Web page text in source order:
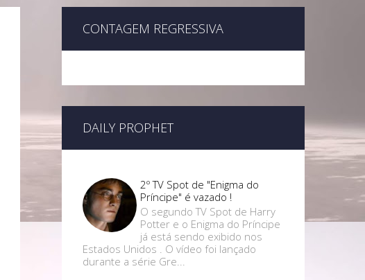
CONTAGEM REGRESSIVA
DAILY PROPHET
2º TV Spot de "Enigma do
Príncipe" é vazado !
O segundo TV Spot de Harry
Potter e o Enigma do Príncipe
já está sendo exibido nos
Estados Unidos . O vídeo foi lançado
durante a série Gre...